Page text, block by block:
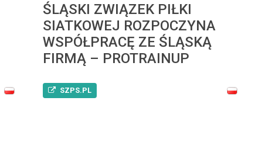
ŚLĄSKI ZWIĄZEK PIŁKI
SIATKOWEJ ROZPOCZYNA
WSPÓŁPRACĘ ZE ŚLĄSKĄ
FIRMĄ – PROTRAINUP
SZPS.PL